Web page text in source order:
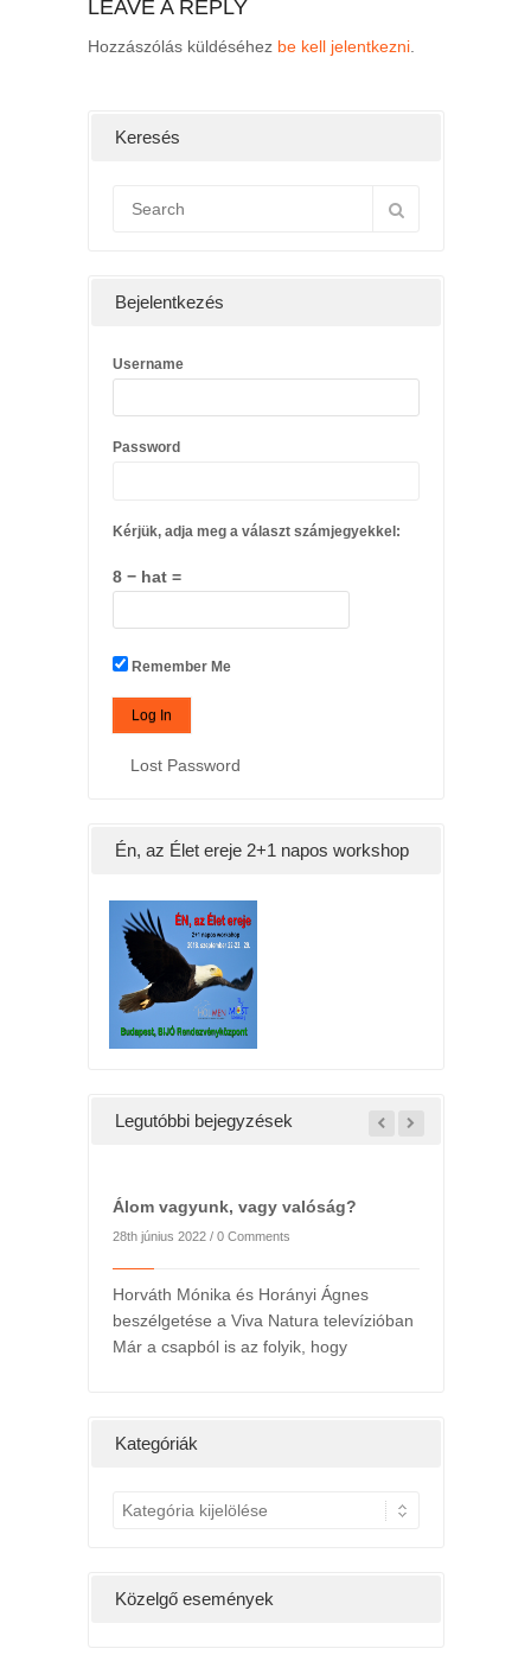
LEAVE A REPLY
Hozzászólás küldéséhez be kell jelentkezni.
Keresés
Bejelentkezés
Username
Password
Kérjük, adja meg a választ számjegyekkel:
8 − hat =
Remember Me
Lost Password
Én, az Élet ereje 2+1 napos workshop
Legutóbbi bejegyzések
Álom vagyunk, vagy valóság?
28th június 2022 / 0 Comments
Horváth Mónika és Horányi Ágnes
beszélgetése a Viva Natura televízióban
Már a csapból is az folyik, hogy
Kategóriák
eKözelgő események